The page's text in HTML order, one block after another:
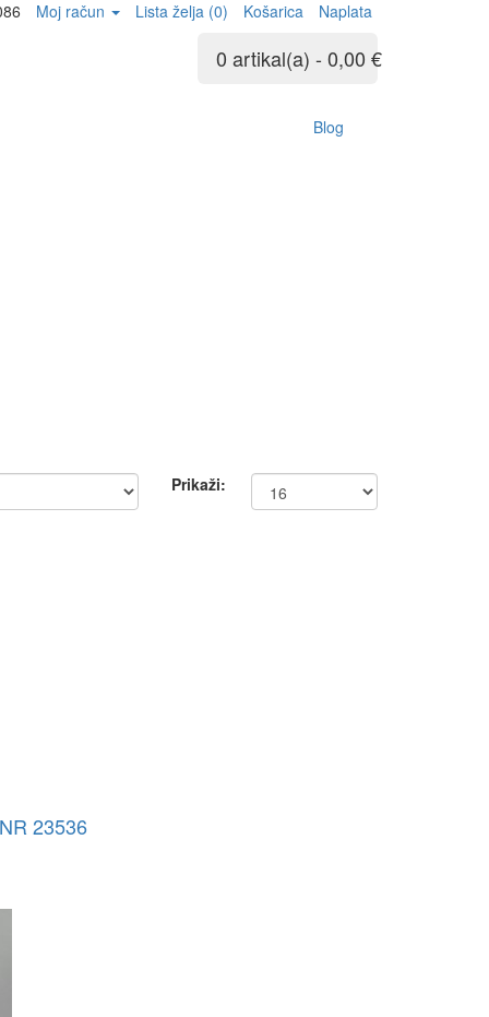
Moj račun Lista želja (0) Košarica Naplata
0 artikal(a) - 0,00 €
Blog
Prikaži:
23536